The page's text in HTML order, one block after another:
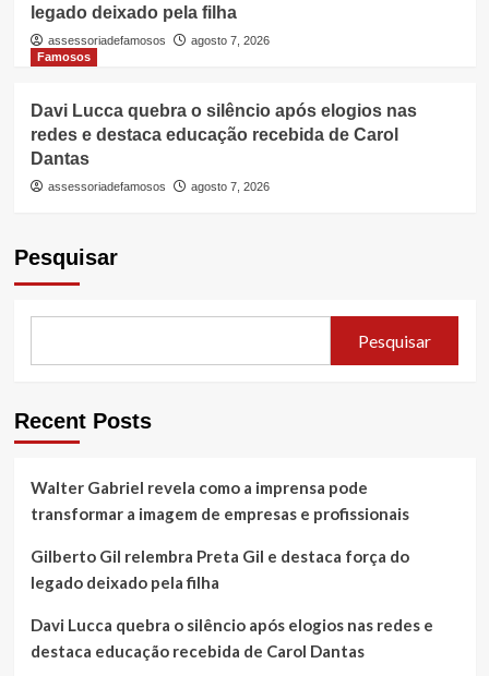
legado deixado pela filha
assessoriadefamosos
agosto 7, 2026
Famosos
Davi Lucca quebra o silêncio após elogios nas
redes e destaca educação recebida de Carol
Dantas
assessoriadefamosos agosto 7, 2026
Pesquisar
Pesquisar
Recent Posts
Walter Gabriel revela como a imprensa pode
transformar a imagem de empresas e profissionais
Gilberto Gil relembra Preta Gil e destaca força do
legado deixado pela filha
Davi Lucca quebra o silêncio após elogios nas redes e
destaca educação recebida de Carol Dantas